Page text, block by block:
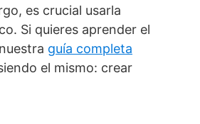
es crucial usarla
Si quieres aprender el
guía completa
el mismo: crear